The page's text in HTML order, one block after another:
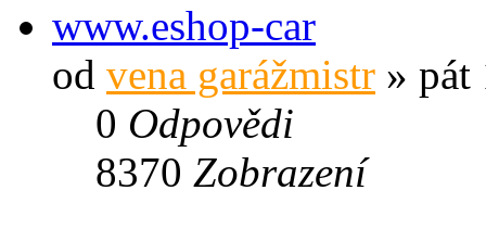
www.eshop-car
od vena garážmistr » pát
0 Odpovědi
8370 Zobrazení